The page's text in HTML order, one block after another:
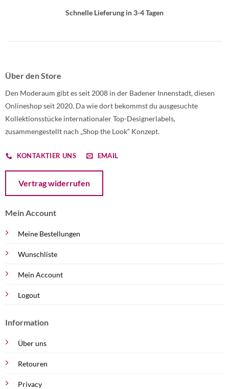
Schnelle Lieferung in 3-4 Tagen
Über den Store
Den Moderaum gibt es seit 2008 in der Badener Innenstadt, diesen
Onlineshop seit 2020. Da wie dort bekommst du ausgesuchte
Kollektionsstücke internationaler Top-Designerlabels,
zusammengestellt nach „Shop the Look“ Konzept.
KONTAKTIER UNS EMAIL
Vertrag widerrufen
Mein Account
Meine Bestellungen
Wunschliste
Mein Account
Logout
Information
Über uns
Retouren
Privacy